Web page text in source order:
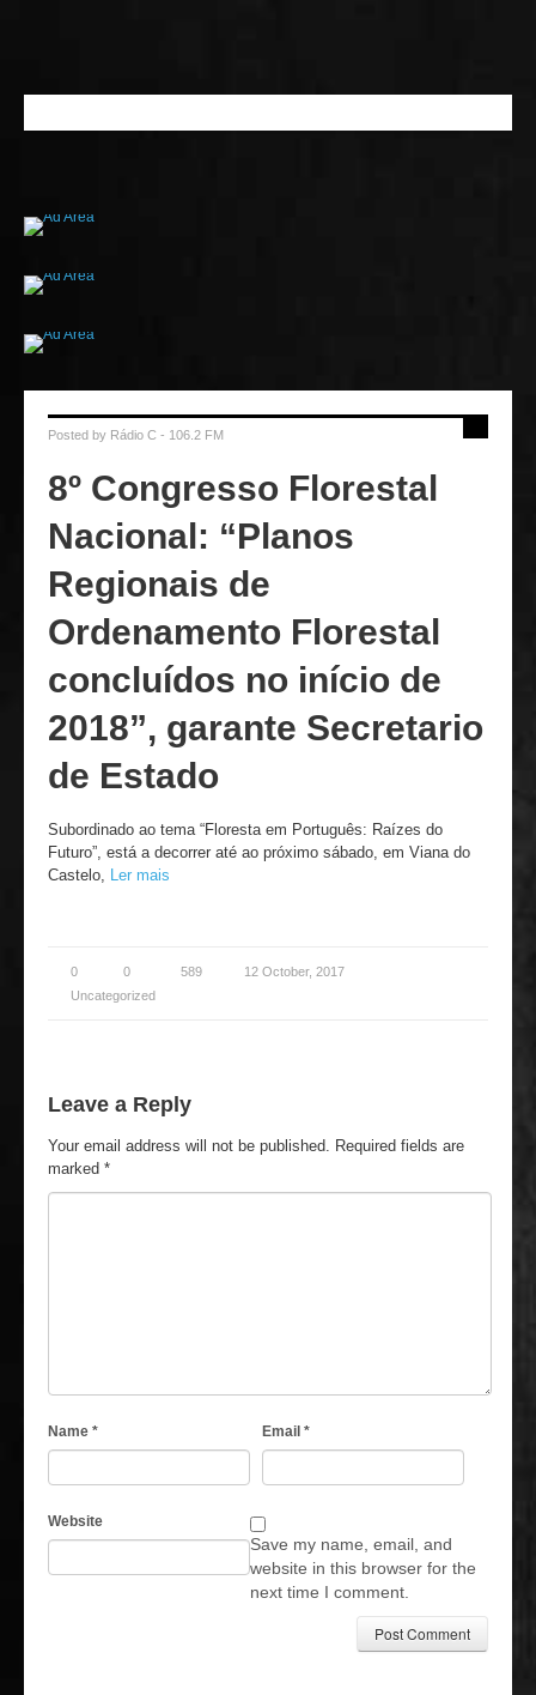
Posted by Rádio C - 106.2 FM
8º Congresso Florestal
Nacional: “Planos
Regionais de
Ordenamento Florestal
concluídos no início de
2018”, garante Secretario
de Estado
Subordinado ao tema “Floresta em Português: Raízes do
Futuro”, está a decorrer até ao próximo sábado, em Viana do
Castelo, Ler mais
0 0 589
12 October, 2017
Uncategorized
Leave a Reply
Your email address will not be published. Required fields are
marked *
Name * Email *
Website
Save my name, email, and
website in this browser for the
next time I comment.